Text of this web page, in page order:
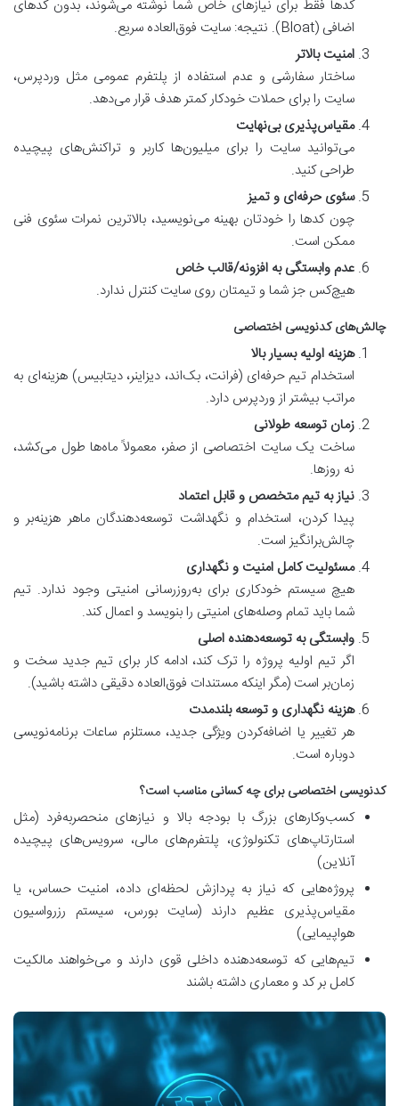
کدها فقط برای نیازهای خاص شما نوشته می‌شوند، بدون کدهای
اضافی (Bloat). نتیجه: سایت فوق‌العاده سریع.
امنیت بالاتر
ساختار سفارشی و عدم استفاده از پلتفرم عمومی مثل وردپرس،
سایت را برای حملات خودکار کمتر هدف قرار می‌دهد.
مقیاس‌پذیری بی‌نهایت
می‌توانید سایت را برای میلیون‌ها کاربر و تراکنش‌های پیچیده
طراحی کنید.
سئوی حرفه‌ای و تمیز
چون کدها را خودتان بهینه می‌نویسید، بالاترین نمرات سئوی فنی
ممکن است.
عدم وابستگی به افزونه/قالب خاص
هیچ‌کس جز شما و تیمتان روی سایت کنترل ندارد.
چالش‌های کدنویسی اختصاصی
هزینه اولیه بسیار بالا
استخدام تیم حرفه‌ای (فرانت، بک‌اند، دیزاینر، دیتابیس) هزینه‌ای به
مراتب بیشتر از وردپرس دارد.
زمان توسعه طولانی
ساخت یک سایت اختصاصی از صفر، معمولاً ماه‌ها طول می‌کشد،
نه روزها.
نیاز به تیم متخصص و قابل اعتماد
پیدا کردن، استخدام و نگهداشت توسعه‌دهندگان ماهر هزینه‌بر و
چالش‌برانگیز است.
مسئولیت کامل امنیت و نگهداری
هیچ سیستم خودکاری برای به‌روزرسانی امنیتی وجود ندارد. تیم
شما باید تمام وصله‌های امنیتی را بنویسد و اعمال کند.
وابستگی به توسعه‌دهنده اصلی
اگر تیم اولیه پروژه را ترک کند، ادامه کار برای تیم جدید سخت و
زمان‌بر است (مگر اینکه مستندات فوق‌العاده دقیقی داشته باشید).
هزینه نگهداری و توسعه بلندمدت
هر تغییر یا اضافه‌کردن ویژگی جدید، مستلزم ساعات برنامه‌نویسی
دوباره است.
کدنویسی اختصاصی برای چه کسانی مناسب است؟
کسب‌وکارهای بزرگ با بودجه بالا و نیازهای منحصربه‌فرد (مثل
استارتاپ‌های تکنولوژی، پلتفرم‌های مالی، سرویس‌های پیچیده
آنلاین)
پروژه‌هایی که نیاز به پردازش لحظه‌ای داده، امنیت حساس، یا
مقیاس‌پذیری عظیم دارند (سایت بورس، سیستم رزرواسیون
هواپیمایی)
تیم‌هایی که توسعه‌دهنده داخلی قوی دارند و می‌خواهند مالکیت
کامل بر کد و معماری داشته باشند